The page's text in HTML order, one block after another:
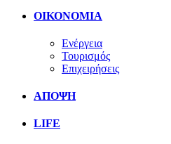
ΟΙΚΟΝΟΜΙΑ
Ενέργεια
Τουρισμός
Επιχειρήσεις
ΑΠΟΨΗ
LIFE